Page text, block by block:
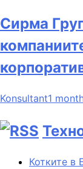
Сирма
Konsultant1
Котките в